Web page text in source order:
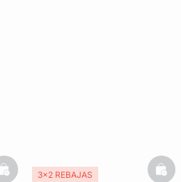
basketfull3x2 REBAJAS